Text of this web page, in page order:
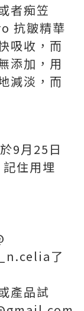
者痴笠
抗皺精華
吸收，而
添加，用
減淡，而
9月25日
住用埋
了
產品試